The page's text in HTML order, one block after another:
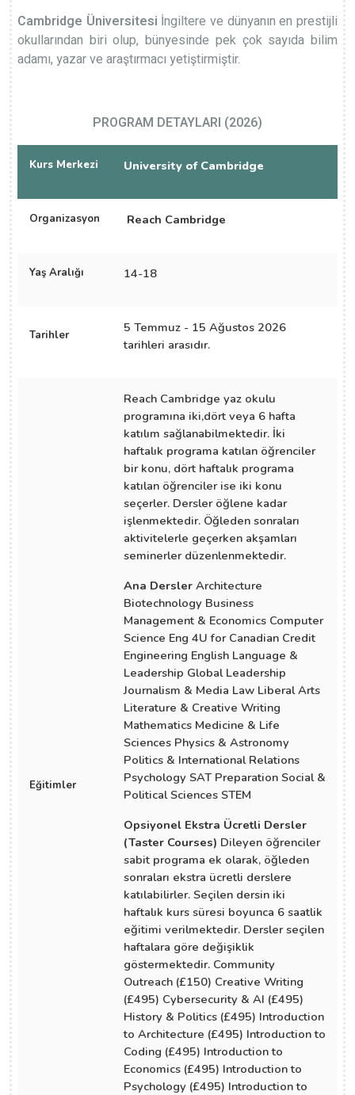
Cambridge Üniversitesi İngiltere ve dünyanın en prestijli
okullarından biri olup, bünyesinde pek çok sayıda bilim
adamı, yazar ve araştırmacı yetiştirmiştir.
PROGRAM DETAYLARI (2026)
Kurs Merkezi University of Cambridge
Organizasyon Reach Cambridge
Yaş Aralığı 14-18
Tarihler
5 Temmuz - 15 Ağustos 2026
tarihleri arasıdır.
Eğitimler
Reach Cambridge yaz okulu
programına iki,dört veya 6 hafta
katılım sağlanabilmektedir. İki
haftalık programa katılan öğrenciler
bir konu, dört haftalık programa
katılan öğrenciler ise iki konu
seçerler. Dersler öğlene kadar
işlenmektedir. Öğleden sonraları
aktivitelerle geçerken akşamları
seminerler düzenlenmektedir.
Ana Dersler Architecture
Biotechnology Business
Management & Economics Computer
Science Eng 4U for Canadian Credit
Engineering English Language &
Leadership Global Leadership
Journalism & Media Law Liberal Arts
Literature & Creative Writing
Mathematics Medicine & Life
Sciences Physics & Astronomy
Politics & International Relations
Psychology SAT Preparation Social &
Political Sciences STEM
Opsiyonel Ekstra Ücretli Dersler
(Taster Courses) Dileyen öğrenciler
sabit programa ek olarak, öğleden
sonraları ekstra ücretli derslere
katılabilirler. Seçilen dersin iki
haftalık kurs süresi boyunca 6 saatlik
eğitimi verilmektedir. Dersler seçilen
haftalara göre değişiklik
göstermektedir. Community
Outreach (£150) Creative Writing
(£495) Cybersecurity & AI (£495)
History & Politics (£495) Introduction
to Architecture (£495) Introduction to
Coding (£495) Introduction to
Economics (£495) Introduction to
Psychology (£495) Introduction to